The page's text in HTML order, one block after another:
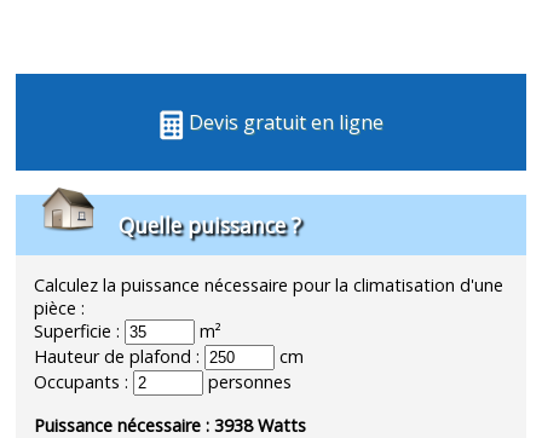
Devis gratuit en ligne
Quelle puissance ?
Calculez la puissance nécessaire pour la climatisation d'une
pièce :
Superficie :
m²
Hauteur de plafond :
cm
Occupants :
personnes
Puissance nécessaire :3938Watts